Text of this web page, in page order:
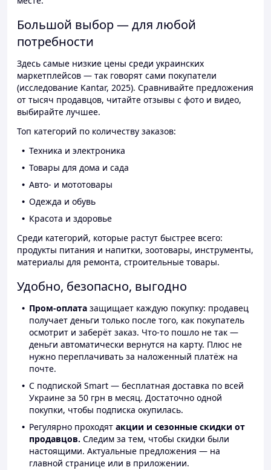
Большой выбор — для любой
потребности
Здесь самые низкие цены среди украинских
маркетплейсов — так говорят сами покупатели
(исследование Kantar, 2025). Сравнивайте предложения
от тысяч продавцов, читайте отзывы с фото и видео,
выбирайте лучшее.
Топ категорий по количеству заказов:
Техника и электроника
Товары для дома и сада
Авто- и мототовары
Одежда и обувь
Красота и здоровье
Среди категорий, которые растут быстрее всего:
продукты питания и напитки, зоотовары, инструменты,
материалы для ремонта, строительные товары.
Удобно, безопасно, выгодно
Пром-оплата защищает каждую покупку: продавец
получает деньги только после того, как покупатель
осмотрит и заберёт заказ. Что-то пошло не так —
деньги автоматически вернутся на карту. Плюс не
нужно переплачивать за наложенный платёж на
почте.
С подпиской Smart — бесплатная доставка по всей
Украине за 50 грн в месяц. Достаточно одной
покупки, чтобы подписка окупилась.
Регулярно проходят акции и сезонные скидки от
продавцов. Следим за тем, чтобы скидки были
настоящими. Актуальные предложения — на
главной странице или в приложении.